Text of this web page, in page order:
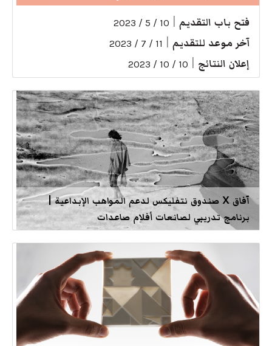
فتح باب التقديم 10 / 5 / 2023
آخر موعد للتقديم 11 / 7 / 2023
إعلان النتائج 10 / 10 / 2023
آفاق X صندوق نتفليكس لدعم المواهب الإبداعية |
برنامج تدريبي لصانعات أفلام صاعدات